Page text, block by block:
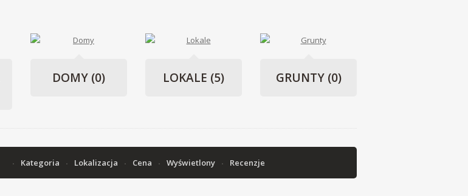
DOMY (0) LOKALE (5) GRUNTY (0)
Kategoria Lokalizacja Cena Wyświetlony Recenzje